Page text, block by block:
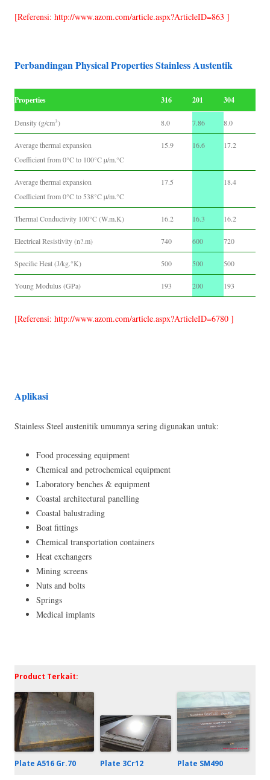
[Referensi: http://www.azom.com/article.aspx?ArticleID=863 ]
Perbandingan Physical Properties Stainless Austentik
Properties 316 201 304
Density (g/cm3) 8.0 7.86 8.0
Average thermal expansion
Coefficient from 0°C to 100°C µ/m.°C
15.9 16.6 17.2
Average thermal expansion
Coefficient from 0°C to 538°C µ/m.°C
17.5 18.4
Thermal Conductivity 100°C (W.m.K) 16.2 16.3 16.2
Electrical Resistivity (n?.m) 740 600 720
Specific Heat (J/kg.°K) 500 500 500
Young Modulus (GPa) 193 200 193
[Referensi: http://www.azom.com/article.aspx?ArticleID=6780 ]
Aplikasi
Stainless Steel austenitik umumnya sering digunakan untuk:
Food processing equipment
Chemical and petrochemical equipment
Laboratory benches & equipment
Coastal architectural panelling
Coastal balustrading
Boat fittings
Chemical transportation containers
Heat exchangers
Mining screens
Nuts and bolts
Springs
Medical implants
Product Terkait:
Plate A516 Gr.70 Plate 3Cr12 Plate SM490